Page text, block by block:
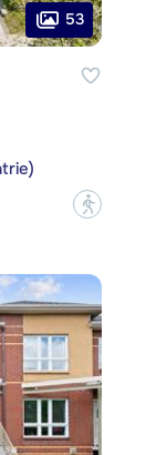
53
?